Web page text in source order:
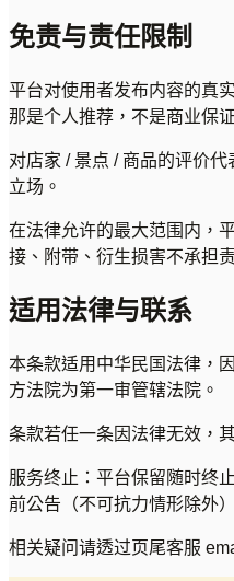
免责与责任限制
平台对使用者发布内容的真
那是个人推荐，不是商业保
对店家 / 景点 / 商品的评价
立场。
在法律允许的最大范围内，
接、附带、衍生损害不承担
适用法律与联系
本条款适用中华民国法律，
方法院为第一审管辖法院。
条款若任一条因法律无效，
服务终止：平台保留随时终
前公告（不可抗力情形除外
相关疑问请透过页尾客服